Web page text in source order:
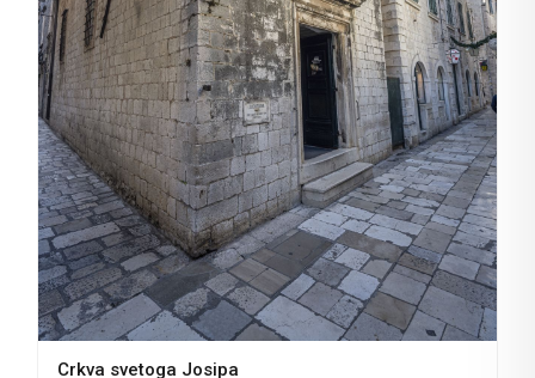
Crkva svetoga Josipa